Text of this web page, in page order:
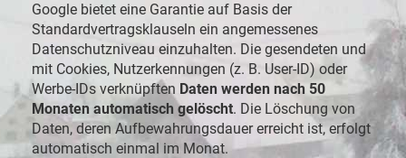
Google bietet eine Garantie auf Basis der
Standardvertragsklauseln ein angemessenes
Datenschutzniveau einzuhalten. Die gesendeten und
mit Cookies, Nutzerkennungen (z. B. User-ID) oder
Werbe-IDs verknüpften Daten werden nach 50
Monaten automatisch gelöscht. Die Löschung von
Daten, deren Aufbewahrungsdauer erreicht ist, erfolgt
automatisch einmal im Monat.